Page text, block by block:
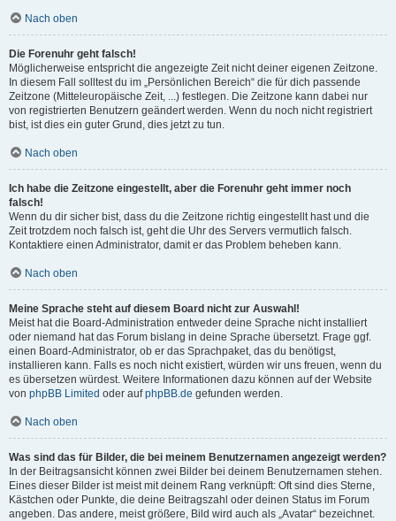
Nach oben
Die Forenuhr geht falsch!
Möglicherweise entspricht die angezeigte Zeit nicht deiner eigenen Zeitzone.
In diesem Fall solltest du im „Persönlichen Bereich“ die für dich passende
Zeitzone (Mitteleuropäische Zeit, ...) festlegen. Die Zeitzone kann dabei nur
von registrierten Benutzern geändert werden. Wenn du noch nicht registriert
bist, ist dies ein guter Grund, dies jetzt zu tun.
Nach oben
Ich habe die Zeitzone eingestellt, aber die Forenuhr geht immer noch
falsch!
Wenn du dir sicher bist, dass du die Zeitzone richtig eingestellt hast und die
Zeit trotzdem noch falsch ist, geht die Uhr des Servers vermutlich falsch.
Kontaktiere einen Administrator, damit er das Problem beheben kann.
Nach oben
Meine Sprache steht auf diesem Board nicht zur Auswahl!
Meist hat die Board-Administration entweder deine Sprache nicht installiert
oder niemand hat das Forum bislang in deine Sprache übersetzt. Frage ggf.
einen Board-Administrator, ob er das Sprachpaket, das du benötigst,
installieren kann. Falls es noch nicht existiert, würden wir uns freuen, wenn du
es übersetzen würdest. Weitere Informationen dazu können auf der Website
von phpBB Limited oder aufphpBB.de gefunden werden.
Nach oben
Was sind das für Bilder, die bei meinem Benutzernamen angezeigt werden?
In der Beitragsansicht können zwei Bilder bei deinem Benutzernamen stehen.
Eines dieser Bilder ist meist mit deinem Rang verknüpft: Oft sind dies Sterne,
Kästchen oder Punkte, die deine Beitragszahl oder deinen Status im Forum
angeben. Das andere, meist größere, Bild wird auch als „Avatar“ bezeichnet.